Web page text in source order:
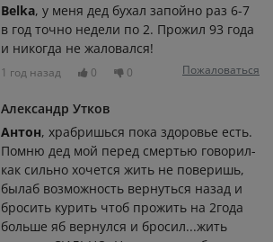
Belka, у меня дед бухал запойно раз 6-7
в год точно недели по 2. Прожил 93 года
и никогда не жаловался!
1 год назад 0 0 Пожаловаться
Александр Утков
Антон, храбришься пока здоровье есть.
Помню дед мой перед смертью говорил-
как сильно хочется жить не поверишь,
былаб возможность вернуться назад и
бросить курить чтоб прожить на 2года
больше яб вернулся и бросил...жить